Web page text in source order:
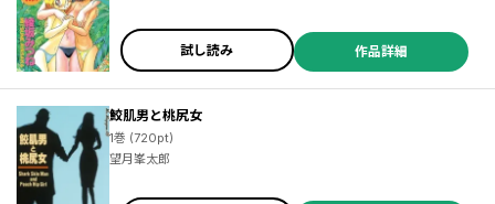
試し読み 作品詳細
鮫肌男と桃尻女
1巻 (720pt)
望月峯太郎